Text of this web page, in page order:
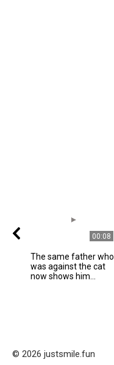
00:08
The same father who
was against the cat
now shows him...
© 2026 justsmile.fun